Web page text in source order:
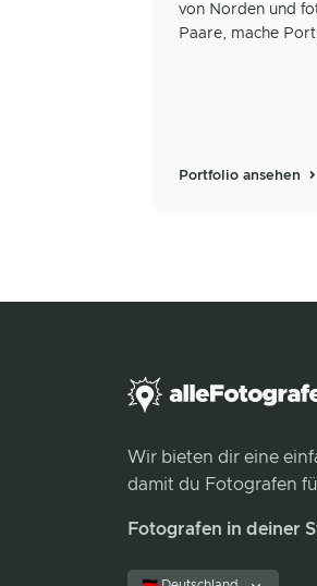
von Norden und
Paare, mache
Portfolio ansehen
Wir bieten dir eine
damit du Fotografen
Fotografen in deiner